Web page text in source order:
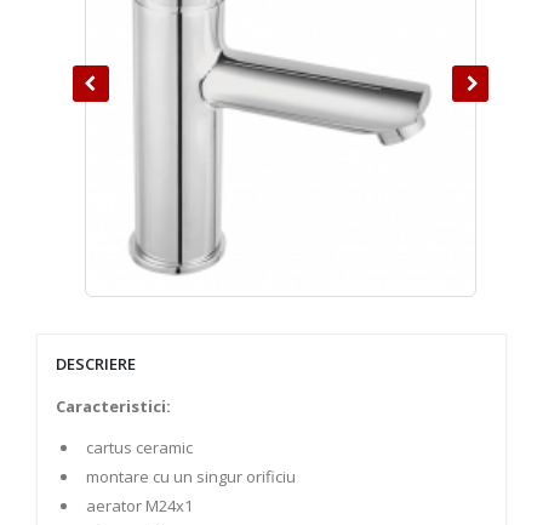
DESCRIERE
Caracteristici:
cartus ceramic
montare cu un singur orificiu
aerator M24x1